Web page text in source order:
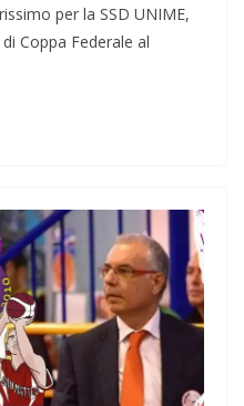
per la SSD UNIME,
Coppa Federale al